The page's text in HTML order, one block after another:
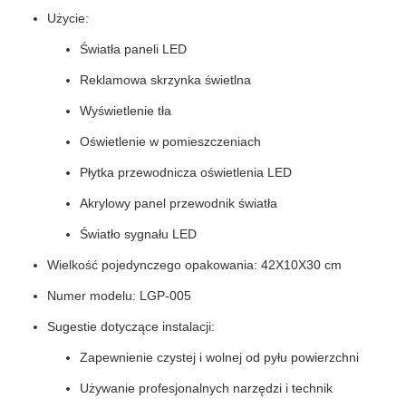
Użycie:
Światła paneli LED
Reklamowa skrzynka świetlna
Wyświetlenie tła
Oświetlenie w pomieszczeniach
Płytka przewodnicza oświetlenia LED
Akrylowy panel przewodnik światła
Światło sygnału LED
Wielkość pojedynczego opakowania: 42X10X30 cm
Numer modelu: LGP-005
Sugestie dotyczące instalacji:
Zapewnienie czystej i wolnej od pyłu powierzchni
Używanie profesjonalnych narzędzi i technik